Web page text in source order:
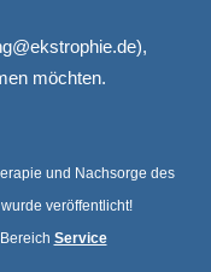
),
möchten.
und Nachsorge des
veröffentlicht!
Service